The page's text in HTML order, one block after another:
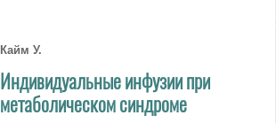
Кайм У.
Индивидуальные инфузии при
метаболическом синдроме